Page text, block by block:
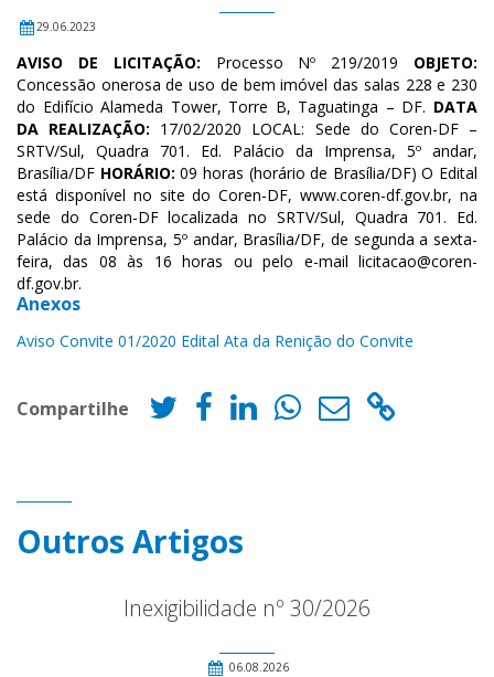
29.06.2023
AVISO DE LICITAÇÃO: Processo Nº 219/2019 OBJETO:
Concessão onerosa de uso de bem imóvel das salas 228 e 230
do Edifício Alameda Tower, Torre B, Taguatinga – DF. DATA
DA REALIZAÇÃO: 17/02/2020 LOCAL: Sede do Coren-DF –
SRTV/Sul, Quadra 701. Ed. Palácio da Imprensa, 5º andar,
Brasília/DF HORÁRIO: 09 horas (horário de Brasília/DF) O Edital
está disponível no site do Coren-DF, www.coren-df.gov.br, na
sede do Coren-DF localizada no SRTV/Sul, Quadra 701. Ed.
Palácio da Imprensa, 5º andar, Brasília/DF, de segunda a sexta-
feira, das 08 às 16 horas ou pelo e-mail licitacao@coren-
df.gov.br.
Anexos
Aviso Convite 01/2020 Edital Ata da Renição do Convite
Compartilhe
Outros Artigos
Inexigibilidade nº 30/2026
06.08.2026